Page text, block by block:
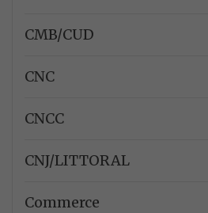
CMB/CUD
CNC
CNCC
CNJ/LITTORAL
Commerce